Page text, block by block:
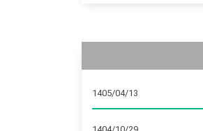
1405/04/13